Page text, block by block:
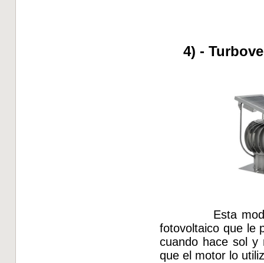
4) -
Esta
fotovoltaico
cuando hace sol
que el motor lo